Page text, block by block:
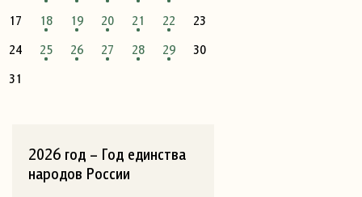
17
18 19 20 21 22
23
24
25 26 27 28 29
30
31
2026 год – Год единства
народов России